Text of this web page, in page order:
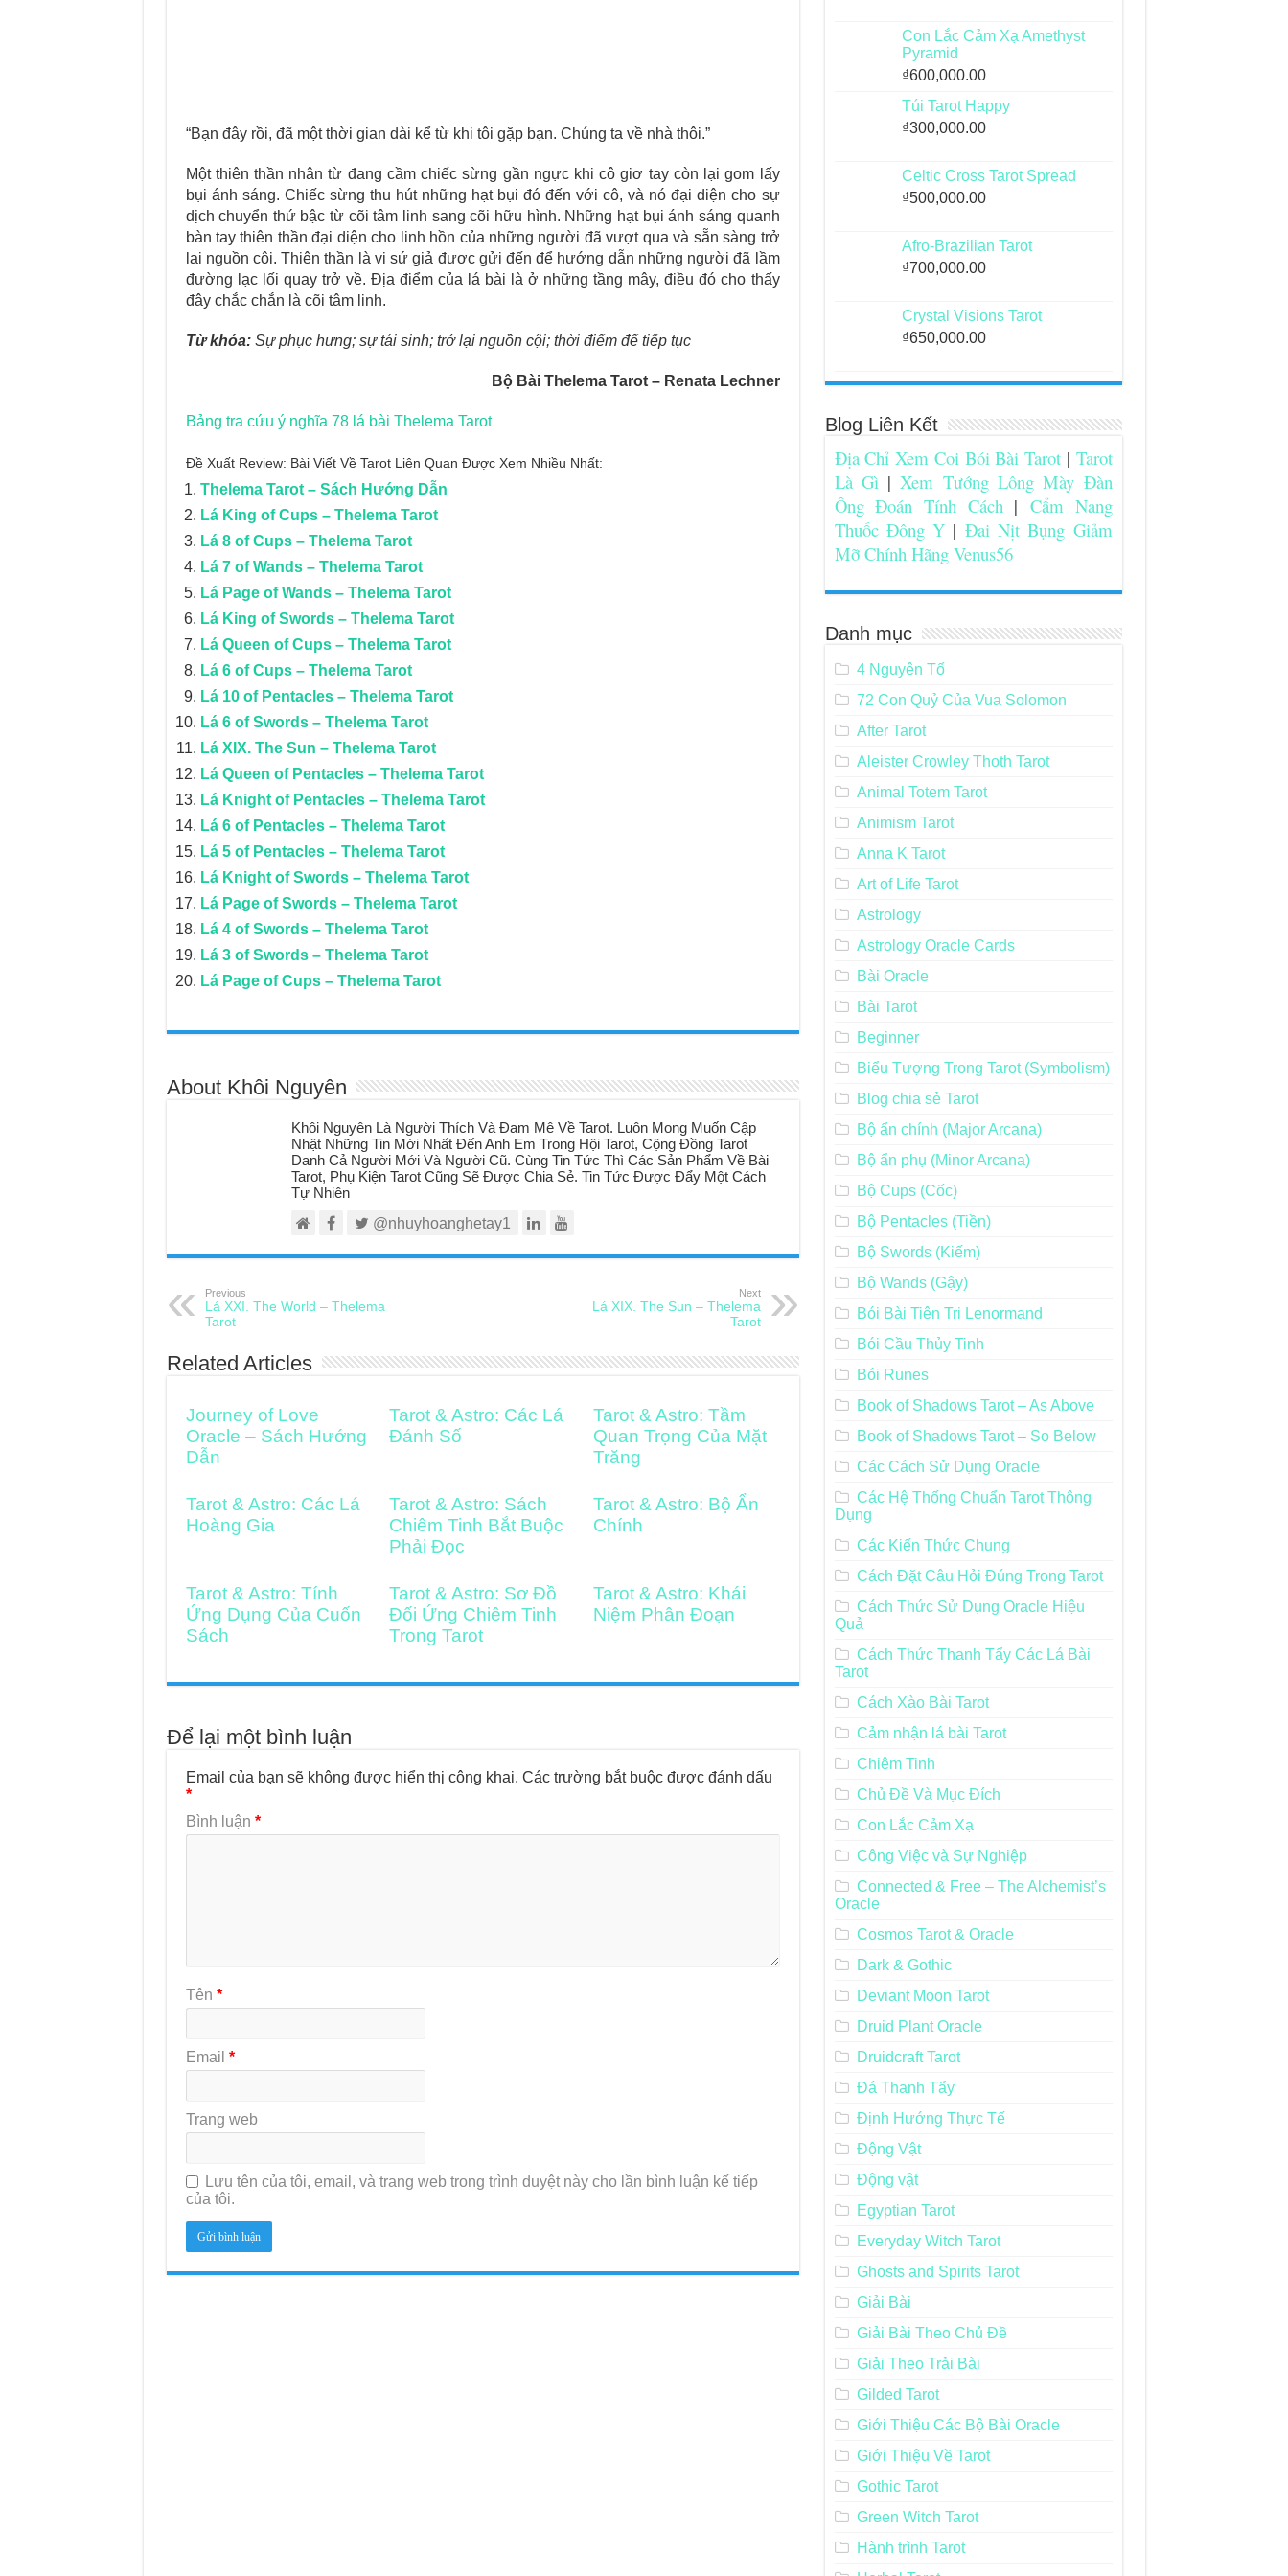
“Bạn đây rồi, đã một thời gian dài kể từ khi tôi gặp bạn. Chúng ta về nhà thôi.”
Một thiên thần nhân từ đang cầm chiếc sừng gần ngực khi cô giơ tay còn lại gom lấy
bụi ánh sáng. Chiếc sừng thu hút những hạt bụi đó đến với cô, và nó đại diện cho sự
dịch chuyển thứ bậc từ cõi tâm linh sang cõi hữu hình. Những hạt bụi ánh sáng quanh
bàn tay thiên thần đại diện cho linh hồn của những người đã vượt qua và sẵn sàng trở
lại nguồn cội. Thiên thần là vị sứ giả được gửi đến để hướng dẫn những người đã lầm
đường lạc lối quay trở về. Địa điểm của lá bài là ở những tầng mây, điều đó cho thấy
đây chắc chắn là cõi tâm linh.
Từ khóa:Sự phục hưng; sự tái sinh; trở lại nguồn cội; thời điểm để tiếp tục
Bộ Bài Thelema Tarot – Renata Lechner
Bảng tra cứu ý nghĩa 78 lá bài Thelema Tarot
Đề Xuất Review: Bài Viết Về Tarot Liên Quan Được Xem Nhiều Nhất:
Thelema Tarot – Sách Hướng Dẫn
Lá King of Cups – Thelema Tarot
Lá 8 of Cups – Thelema Tarot
Lá 7 of Wands – Thelema Tarot
Lá Page of Wands – Thelema Tarot
Lá King of Swords – Thelema Tarot
Lá Queen of Cups – Thelema Tarot
Lá 6 of Cups – Thelema Tarot
Lá 10 of Pentacles – Thelema Tarot
Lá 6 of Swords – Thelema Tarot
Lá XIX. The Sun – Thelema Tarot
Lá Queen of Pentacles – Thelema Tarot
Lá Knight of Pentacles – Thelema Tarot
Lá 6 of Pentacles – Thelema Tarot
Lá 5 of Pentacles – Thelema Tarot
Lá Knight of Swords – Thelema Tarot
Lá Page of Swords – Thelema Tarot
Lá 4 of Swords – Thelema Tarot
Lá 3 of Swords – Thelema Tarot
Lá Page of Cups – Thelema Tarot
About Khôi Nguyên
Khôi Nguyên Là Người Thích Và Đam Mê Về Tarot. Luôn Mong Muốn Cập
Nhật Những Tin Mới Nhất Đến Anh Em Trong Hội Tarot, Cộng Đồng Tarot
Danh Cả Người Mới Và Người Cũ. Cùng Tin Tức Thì Các Sản Phẩm Về Bài
Tarot, Phụ Kiện Tarot Cũng Sẽ Được Chia Sẻ. Tin Tức Được Đẩy Một Cách
Tự Nhiên
@nhuyhoanghetay1
Previous
Lá XXI. The World – Thelema
Tarot
Next
Lá XIX. The Sun – Thelema
Tarot
Related Articles
Journey of Love
Oracle – Sách Hướng
Dẫn
Tarot & Astro: Các Lá
Đánh Số
Tarot & Astro: Tầm
Quan Trọng Của Mặt
Trăng
Tarot & Astro: Các Lá
Hoàng Gia
Tarot & Astro: Sách
Chiêm Tinh Bắt Buộc
Phải Đọc
Tarot & Astro: Bộ Ẩn
Chính
Tarot & Astro: Tính
Ứng Dụng Của Cuốn
Sách
Tarot & Astro: Sơ Đồ
Đối Ứng Chiêm Tinh
Trong Tarot
Tarot & Astro: Khái
Niệm Phân Đoạn
Để lại một bình luận
Email của bạn sẽ không được hiển thị công khai. Các trường bắt buộc được đánh dấu
*
Bình luận *
Tên *
Email *
Trang web
Lưu tên của tôi, email, và trang web trong trình duyệt này cho lần bình luận kế tiếp
của tôi.
Con Lắc Cảm Xạ Amethyst
Pyramid
₫600,000.00
Túi Tarot Happy
₫300,000.00
Celtic Cross Tarot Spread
₫500,000.00
Afro-Brazilian Tarot
₫700,000.00
Crystal Visions Tarot
₫650,000.00
Blog Liên Kết
Địa Chỉ Xem Coi Bói Bài Tarot | Tarot
Là Gì|Xem Tướng Lông Mày Đàn
Ông Đoán Tính Cách| Cẩm Nang
Thuốc Đông Y|Đai Nịt Bụng Giảm
Mỡ Chính Hãng Venus56
Danh mục
4 Nguyên Tố
72 Con Quỷ Của Vua Solomon
After Tarot
Aleister Crowley Thoth Tarot
Animal Totem Tarot
Animism Tarot
Anna K Tarot
Art of Life Tarot
Astrology
Astrology Oracle Cards
Bài Oracle
Bài Tarot
Beginner
Biểu Tượng Trong Tarot (Symbolism)
Blog chia sẻ Tarot
Bộ ẩn chính (Major Arcana)
Bộ ẩn phụ (Minor Arcana)
Bộ Cups (Cốc)
Bộ Pentacles (Tiền)
Bộ Swords (Kiếm)
Bộ Wands (Gậy)
Bói Bài Tiên Tri Lenormand
Bói Cầu Thủy Tinh
Bói Runes
Book of Shadows Tarot – As Above
Book of Shadows Tarot – So Below
Các Cách Sử Dụng Oracle
Các Hệ Thống Chuẩn Tarot Thông
Dụng
Các Kiến Thức Chung
Cách Đặt Câu Hỏi Đúng Trong Tarot
Cách Thức Sử Dụng Oracle Hiệu
Quả
Cách Thức Thanh Tẩy Các Lá Bài
Tarot
Cách Xào Bài Tarot
Cảm nhận lá bài Tarot
Chiêm Tinh
Chủ Đề Và Mục Đích
Con Lắc Cảm Xạ
Công Việc và Sự Nghiệp
Connected & Free – The Alchemist’s
Oracle
Cosmos Tarot & Oracle
Dark & Gothic
Deviant Moon Tarot
Druid Plant Oracle
Druidcraft Tarot
Đá Thanh Tẩy
Định Hướng Thực Tế
Động Vật
Động vật
Egyptian Tarot
Everyday Witch Tarot
Ghosts and Spirits Tarot
Giải Bài
Giải Bài Theo Chủ Đề
Giải Theo Trải Bài
Gilded Tarot
Giới Thiệu Các Bộ Bài Oracle
Giới Thiệu Về Tarot
Gothic Tarot
Green Witch Tarot
Hành trình Tarot